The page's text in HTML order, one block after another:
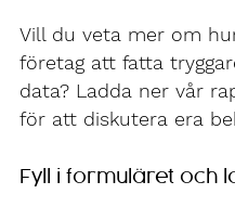
Vill du veta mer om
företag att fatta
data? Ladda ner vår
för att diskutera era
Fyll i formuläret och